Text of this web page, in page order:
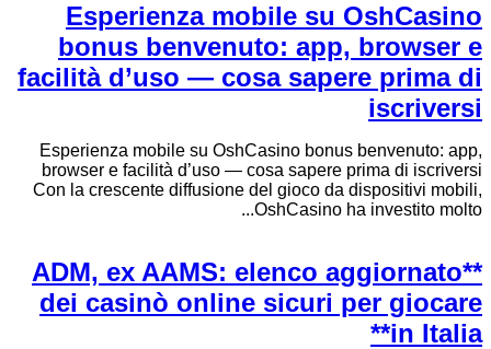
Esperienza mobile su OshCasino
bonus benvenuto: app, browser e
facilità d’uso — cosa sapere prima di
iscriversi
Esperienza mobile su OshCasino bonus benvenuto: app,
browser e facilità d’uso — cosa sapere prima di iscriversi
Con la crescente diffusione del gioco da dispositivi mobili,
OshCasino ha investito molto...
**ADM, ex AAMS: elenco aggiornato
dei casinò online sicuri per giocare
in Italia**